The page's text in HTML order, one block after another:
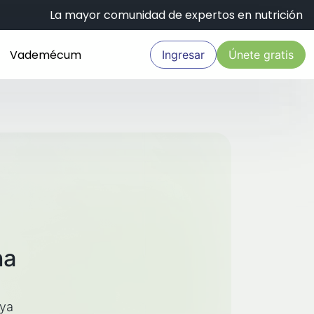
La mayor comunidad de expertos en nutrición
Vademécum Ingresar Únete gratis